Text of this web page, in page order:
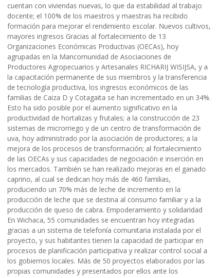
cuentan con viviendas nuevas, lo que da estabilidad al trabajo
docente; el 100% de los maestros y maestras ha recibido
formación para mejorar el rendimiento escolar. Nuevos cultivos,
mayores ingresos Gracias al fortalecimiento de 13
Organizaciones Económicas Productivas (OECAs), hoy
agrupadas en la Mancomunidad de Asociaciones de
Productores Agropecuarios y Artesanales RICHARIJ WISIJSA, y a
la capacitación permanente de sus miembros y la transferencia
de tecnología productiva, los ingresos económicos de las
familias de Caiza D y Cotagaita se han incrementado en un 34%.
Esto ha sido posible por el aumento significativo en la
productividad de hortalizas y frutales; a la construcción de 23
sistemas de microrriego y de un centro de transformación de
uva, hoy administrado por la asociación de productores; a la
mejora de los procesos de transformación; al fortalecimiento
de las OECAs y sus capacidades de negociación e inserción en
los mercados. También se han realizado mejoras en el ganado
caprino, al cual se dedican hoy más de 460 familias,
produciendo un 70% más de leche de incremento en la
producción de leche que se destina al consumo familiar y a la
producción de queso de cabra. Empoderamiento y solidaridad
En Wichaca, 55 comunidades se encuentran hoy integradas
gracias a un sistema de telefonía comunitaria instalada por el
proyecto, y sus habitantes tienen la capacidad de participar en
procesos de planificación participativa y realizar control social a
los gobiernos locales. Más de 50 proyectos elaborados por las
propias comunidades y presentados por ellos ante los